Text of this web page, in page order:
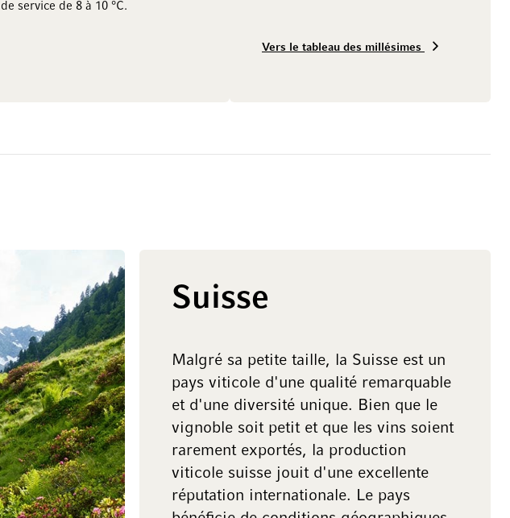
de service de 8 à 10 °C.
Vers le tableau des millésimes
Suisse
Malgré sa petite taille, la Suisse est un
pays viticole d'une qualité remarquable
et d'une diversité unique. Bien que le
vignoble soit petit et que les vins soient
rarement exportés, la production
viticole suisse jouit d'une excellente
réputation internationale. Le pays